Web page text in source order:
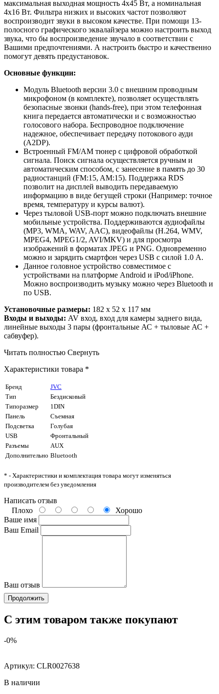
максимальная выходная мощность 4х45 Вт, а номинальная
4х16 Вт. Фильтра низких и высоких частот позволяют
воспроизводит звуки в высоком качестве. При помощи 13-
полосного графического эквалайзера можно настроить выход
звука, что бы воспроизведение звучало в соответствии с
Вашими предпочтениями. А настроить быстро и качественно
помогут девять предустановок.
Основные функции:
Модуль Bluetooth версии 3.0 с внешним проводным
микрофоном (в комплекте), позволяет осуществлять
безопасные звонки (hands-free), при этом телефонная
книга передается автоматически и с возможностью
голосового набора. Беспроводное подключение
надежное, обеспечивает передачу потокового ауди
(A2DP).
Встроенный FM/AM тюнер с цифровой обработкой
сигнала. Поиск сигнала осуществляется ручным и
автоматическим способом, с занесение в память до 30
радиостанций (FM:15, AM:15). Поддержка RDS
позволит на дисплей выводить передаваемую
информацию в виде бегущей строки (Например: точное
время, температуру и курсы валют).
Через тыловой USB-порт можно подключать внешние
мобильные устройства. Поддерживаются аудиофайлы
(MP3, WMA, WAV, AAC), видеофайлы (H.264, WMV,
MPEG4, MPEG1/2, AVI/MKV) и для просмотра
изображений в форматах JPEG и PNG. Одновременно
можно и зарядить смартфон через USB с силой 1.0 А.
Данное головное устройство совместимое с
устройствами на платформе Android и iPod/iPhone.
Можно воспроизводить музыку можно через Bluetooth и
по USB.
Установочные размеры: 182 x 52 x 117 мм
Входы и выходы: AV вход, вход для камеры заднего вида,
линейные выходы 3 пары (фронтальные АС + тыловые АС +
сабвуфер).
Читать полностью Свернуть
Характеристики товара *
Бренд
JVC
Тип
Бездисковый
Типоразмер
1DIN
Панель
Cъемная
Подсветка
Голубая
USB
Фронтальный
Разъемы
AUX
Дополнительно Bluetooth
* - Характеристики и комплектация товара могут изменяться
производителем без уведомления
Написать отзыв
Плохо
Хорошо
Ваше имя
Ваш Email
Ваш отзыв
Продолжить
С этим товаром также покупают
-0%
Артикул: CLR0027638
В наличии